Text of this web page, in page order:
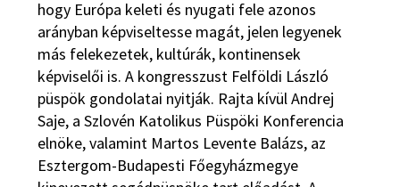
hogy Európa keleti és nyugati fele azonos
arányban képviseltesse magát, jelen legyenek
más felekezetek, kultúrák, kontinensek
képviselői is. A kongresszust Felföldi László
püspök gondolatai nyitják. Rajta kívül Andrej
Saje, a Szlovén Katolikus Püspöki Konferencia
elnöke, valamint Martos Levente Balázs, az
Esztergom-Budapesti Főegyházmegye